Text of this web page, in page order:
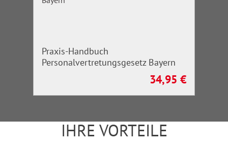
Praxis-Handbuch
Personalvertretungsgesetz Bayern
Regulärer Preis:
34,95 €
IHRE VORTEILE